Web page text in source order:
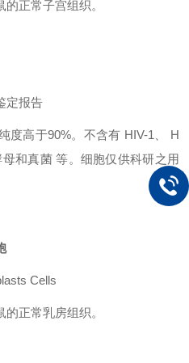
正常子宫组织。
定报告
度高于90%。不含有 HIV-1、 H
和真菌 等。细胞仅供科研之用
Cells
正常乳房组织。